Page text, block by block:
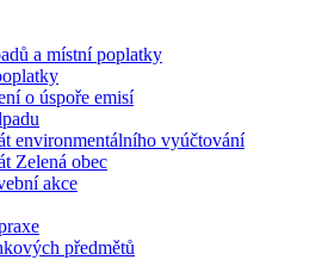
a místní poplatky
o úspoře emisí
environmentálního vyúčtování
Zelená obec
akce
předmětů